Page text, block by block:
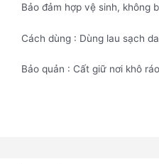
Bảo đảm hợp vệ sinh, không
Cách dùng : Dùng lau sạch
Bảo quản : Cất giữ nơi khô ráo